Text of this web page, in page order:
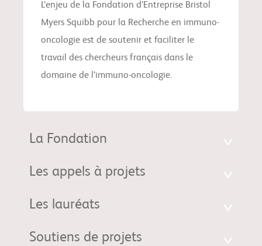
L’enjeu de la Fondation d’Entreprise Bristol
Myers Squibb pour la Recherche en immuno-
oncologie est de soutenir et faciliter le
travail des chercheurs français dans le
domaine de l’immuno-oncologie.
La Fondation
Les appels à projets
Les lauréats
Soutiens de projets